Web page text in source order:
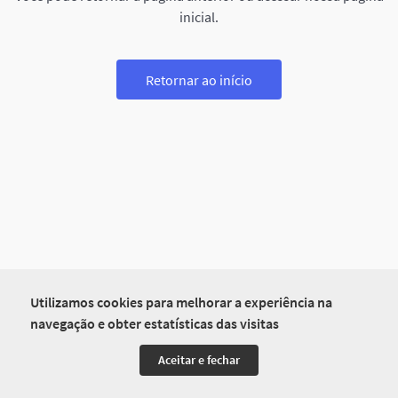
Utilizamos cookies para melhorar a experiência na
navegação e obter estatísticas das visitas
Aceitar e fechar
inicial.
Retornar ao início